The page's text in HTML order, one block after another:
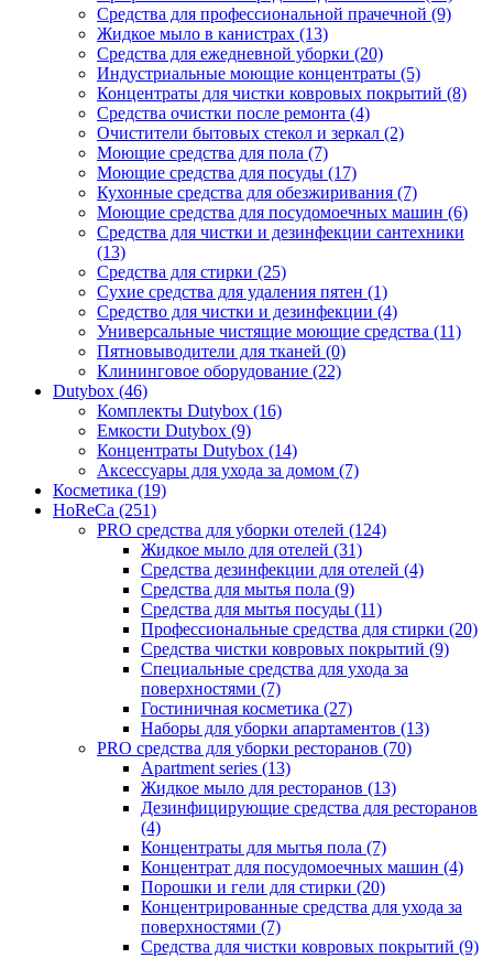
Средства для профессиональной прачечной (9)
Жидкое мыло в канистрах (13)
Средства для ежедневной уборки (20)
Индустриальные моющие концентраты (5)
Концентраты для чистки ковровых покрытий (8)
Средства очистки после ремонта (4)
Очистители бытовых стекол и зеркал (2)
Моющие средства для пола (7)
Моющие средства для посуды (17)
Кухонные средства для обезжиривания (7)
Моющие средства для посудомоечных машин (6)
Средства для чистки и дезинфекции сантехники
(13)
Средства для стирки (25)
Сухие средства для удаления пятен (1)
Средство для чистки и дезинфекции (4)
Универсальные чистящие моющие средства (11)
Пятновыводители для тканей (0)
Клининговое оборудование (22)
Dutybox (46)
Комплекты Dutybox (16)
Емкости Dutybox (9)
Концентраты Dutybox (14)
Аксессуары для ухода за домом (7)
Косметика (19)
HoReCa (251)
PRO средства для уборки отелей (124)
Жидкое мыло для отелей (31)
Средства дезинфекции для отелей (4)
Средства для мытья пола (9)
Средства для мытья посуды (11)
Профессиональные средства для стирки (20)
Средства чистки ковровых покрытий (9)
Специальные средства для ухода за
поверхностями (7)
Гостиничная косметика (27)
Наборы для уборки апартаментов (13)
PRO средства для уборки ресторанов (70)
Apartment series (13)
Жидкое мыло для ресторанов (13)
Дезинфицирующие средства для ресторанов
(4)
Концентраты для мытья пола (7)
Концентрат для посудомоечных машин (4)
Порошки и гели для стирки (20)
Концентрированные средства для ухода за
поверхностями (7)
Средства для чистки ковровых покрытий (9)